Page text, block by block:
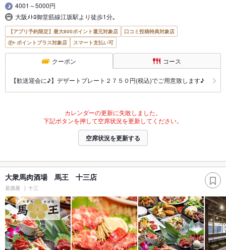
4001～5000円
大阪ﾒﾄﾛ御堂筋線江坂駅より徒歩1分｡
【アプリ予約限定】最大800ポイント還元対象店
口コミ投稿特典対象店
ポイントプラス対象店
スマート支払い可
クーポン コース
【歓送迎会に♪】デザートプレート２７５０円(税込)でご用意致します♪
カレンダーの更新に失敗しました。
下記ボタンを押して空席状況を更新してください。
空席状況を更新する
大衆馬肉酒場 馬王 十三店
居酒屋 十三